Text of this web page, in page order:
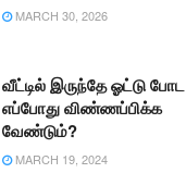
MARCH 30, 2026
வீட்டில் இருந்தே ஓட்டு போட
எப்போது விண்ணப்பிக்க
வேண்டும்?
MARCH 19, 2024